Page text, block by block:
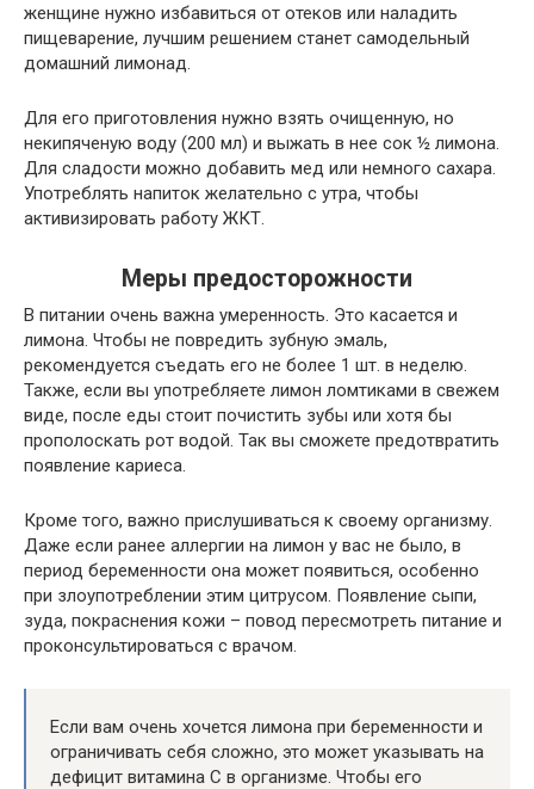
женщине нужно избавиться от отеков или наладить
пищеварение, лучшим решением станет самодельный
домашний лимонад.
Для его приготовления нужно взять очищенную, но
некипяченую воду (200 мл) и выжать в нее сок ½ лимона.
Для сладости можно добавить мед или немного сахара.
Употреблять напиток желательно с утра, чтобы
активизировать работу ЖКТ.
Меры предосторожности
В питании очень важна умеренность. Это касается и
лимона. Чтобы не повредить зубную эмаль,
рекомендуется съедать его не более 1 шт. в неделю.
Также, если вы употребляете лимон ломтиками в свежем
виде, после еды стоит почистить зубы или хотя бы
прополоскать рот водой. Так вы сможете предотвратить
появление кариеса.
Кроме того, важно прислушиваться к своему организму.
Даже если ранее аллергии на лимон у вас не было, в
период беременности она может появиться, особенно
при злоупотреблении этим цитрусом. Появление сыпи,
зуда, покраснения кожи – повод пересмотреть питание и
проконсультироваться с врачом.
Если вам очень хочется лимона при беременности и
ограничивать себя сложно, это может указывать на
дефицит витамина С в организме. Чтобы его